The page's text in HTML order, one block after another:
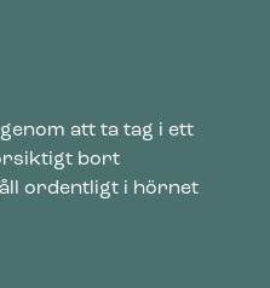
att ta tag i ett
bort
ordentligt i hörnet